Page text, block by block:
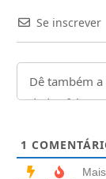
Se inscrever
1